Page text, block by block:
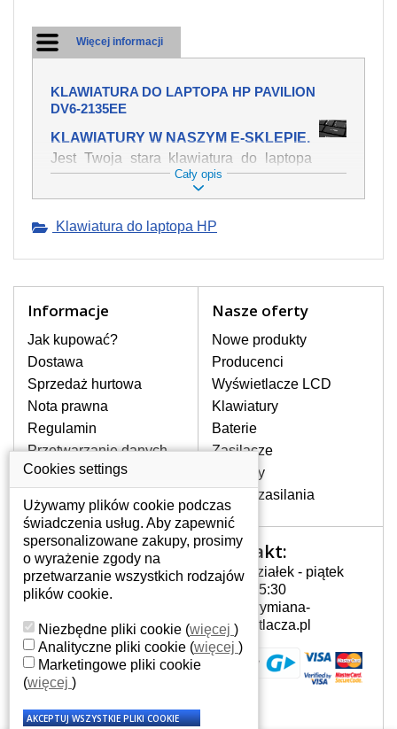
Więcej informacji
KLAWIATURA DO LAPTOPA HP PAVILION
DV6-2135EE
KLAWIATURY W NASZYM E-SKLEPIE.
Jest Twoja stara klawiatura do laptopa
HP Pavilion dv6-2135ee mechanicznie
uszkodzona, polałeś ją płynem, który
swojej pozycji? Kup nową klawiaturę,
Oferujemy oryginalne klawiatury w
stronie internetowej ją znajdziesz za
pomocy wyszukiwarki. Wystarczy znać
model laptopa. Przy każdej klawiaturze
nie może brakować szczególowe zdjęcie
do aktualnego stanu naszego magazynu.
W JAKI SPOSÓB MOŻE SIĘ
PRZEJAWIAĆ USTERKA
Częstymi objawami są pomijanie liter
czy wyświetlanie innych liter oraz
dublowanie tych samych znaków. W
przypadku podlicia klawisze nie
powrócą do pierwotnej pozycji. Albo
też uszkodzenie mechaniczne, np.
JAK TO DZIAŁA?
Klawiatura składa się z kilku
warstw folii, z których przewodzą
przewodzące warstwy.
Cały opis
Klawiatura do laptopa HP
Informacje
Jak kupować?
Dostawa
Sprzedaż hurtowa
Nota prawna
Regulamin
Przetwarzanie danych
osobowych
Gdzie nas znajdziesz
Nasze oferty
Nowe produkty
Producenci
Wyświetlacze LCD
Klawiatury
Baterie
Zasilacze
Zawiasy
Złącza zasilania
Twoje konto
Twoje konto
Dane osobowe
Adresy
Historia zamówień
Kontakt:
Poniedziałek - piątek
7:00 - 15:30
info@wymiana-
wyswietlacza.pl
Cookies settings
Używamy plików cookie podczas
świadczenia usług. Aby zapewnić
spersonalizowane zakupy, prosimy
o wyrażenie zgody na
przetwarzanie wszystkich rodzajów
plików cookie.
Niezbędne pliki cookie (więcej )
Analityczne pliki cookie (więcej )
Marketingowe pliki cookie
(więcej )